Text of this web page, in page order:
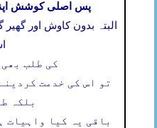
پس اصلی کوشش
البتہ بدون کاوش اور
کی طلب
تو اس کی خدمت
بلکہ
باقی یہ کیا واہیات